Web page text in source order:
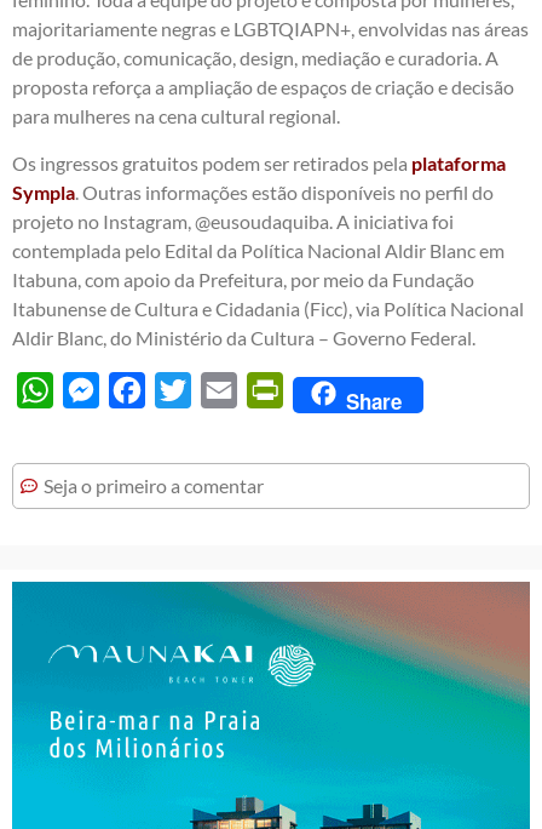
majoritariamente negras e LGBTQIAPN+, envolvidas nas áreas
de produção, comunicação, design, mediação e curadoria. A
proposta reforça a ampliação de espaços de criação e decisão
para mulheres na cena cultural regional.
Os ingressos gratuitos podem ser retirados pela plataforma
Sympla . Outras informações estão disponíveis no perfil do
projeto no Instagram, @eusoudaquiba. A iniciativa foi
contemplada pelo Edital da Política Nacional Aldir Blanc em
Itabuna, com apoio da Prefeitura, por meio da Fundação
Itabunense de Cultura e Cidadania (Ficc), via Política Nacional
Aldir Blanc, do Ministério da Cultura – Governo Federal.
WhatsAppMessengerFacebook
Twitter Email PrintFriendly
Share
Seja o primeiro a comentar